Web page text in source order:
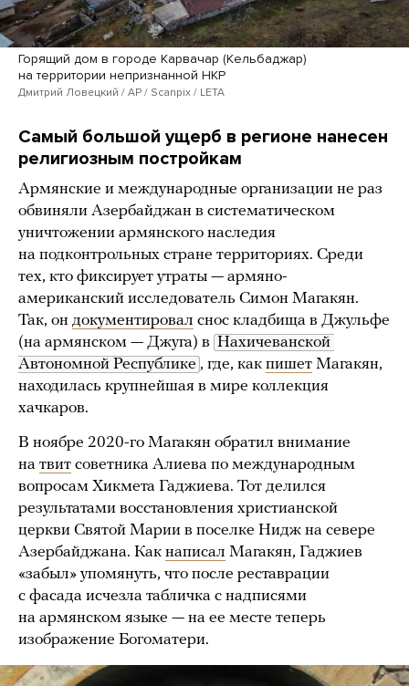
Горящий дом в городе Карвачар (Кельбаджар)
на территории непризнанной НКР
Дмитрий Ловецкий / AP / Scanpix / LETA
Самый большой ущерб в регионе нанесен
религиозным постройкам
Армянские и международные организации не раз
обвиняли Азербайджан в систематическом
уничтожении армянского наследия
на подконтрольных стране территориях. Среди
тех, кто фиксирует утраты — армяно-
американский исследователь Симон Магакян.
Так, он документировал снос кладбища в Джульфе
(на армянском — Джуга) в Нахичеванской
Автономной Республике , где, как пишет Магакян,
находилась крупнейшая в мире коллекция
хачкаров.
В ноябре 2020-го Магакян обратил внимание
на твит советника Алиева по международным
вопросам Хикмета Гаджиева. Тот делился
результатами восстановления христианской
церкви Святой Марии в поселке Нидж на севере
Азербайджана. Как написал Магакян, Гаджиев
«забыл» упомянуть, что после реставрации
с фасада исчезла табличка с надписями
на армянском языке — на ее месте теперь
изображение Богоматери.